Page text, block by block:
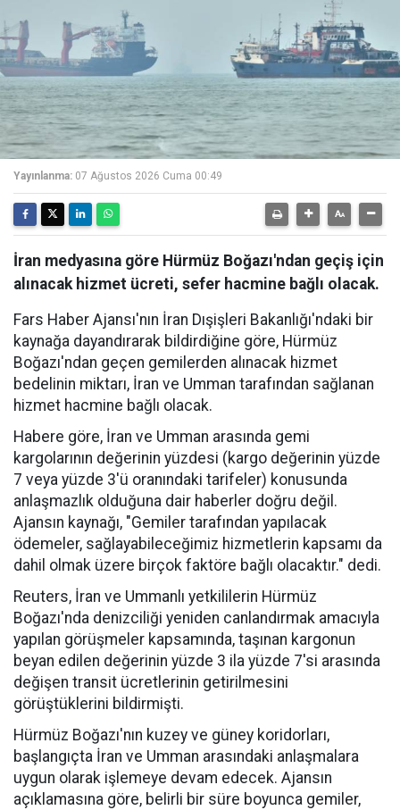
Yayınlanma: 07 Ağustos 2026 Cuma 00:49
İran medyasına göre Hürmüz Boğazı'ndan geçiş için
alınacak hizmet ücreti, sefer hacmine bağlı olacak.
Fars Haber Ajansı'nın İran Dışişleri Bakanlığı'ndaki bir
kaynağa dayandırarak bildirdiğine göre, Hürmüz
Boğazı'ndan geçen gemilerden alınacak hizmet
bedelinin miktarı, İran ve Umman tarafından sağlanan
hizmet hacmine bağlı olacak.
Habere göre, İran ve Umman arasında gemi
kargolarının değerinin yüzdesi (kargo değerinin yüzde
7 veya yüzde 3'ü oranındaki tarifeler) konusunda
anlaşmazlık olduğuna dair haberler doğru değil.
Ajansın kaynağı, "Gemiler tarafından yapılacak
ödemeler, sağlayabileceğimiz hizmetlerin kapsamı da
dahil olmak üzere birçok faktöre bağlı olacaktır." dedi.
Reuters, İran ve Ummanlı yetkililerin Hürmüz
Boğazı'nda denizciliği yeniden canlandırmak amacıyla
yapılan görüşmeler kapsamında, taşınan kargonun
beyan edilen değerinin yüzde 3 ila yüzde 7'si arasında
değişen transit ücretlerinin getirilmesini
görüştüklerini bildirmişti.
Hürmüz Boğazı'nın kuzey ve güney koridorları,
başlangıçta İran ve Umman arasındaki anlaşmalara
uygun olarak işlemeye devam edecek. Ajansın
açıklamasına göre, belirli bir süre boyunca gemiler,